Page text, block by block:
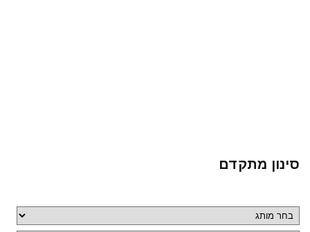
סינון מתקדם